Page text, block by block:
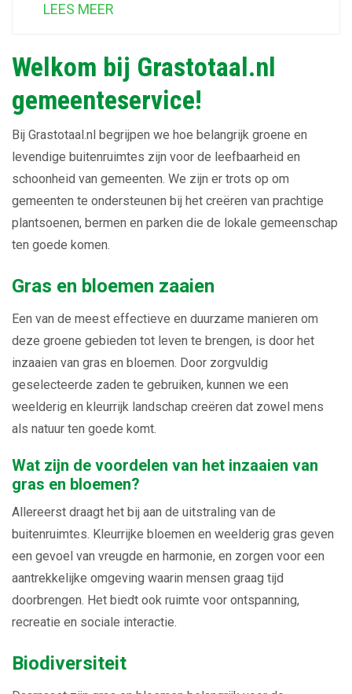
LEES MEER
Welkom bij Grastotaal.nl
gemeenteservice!
Bij Grastotaal.nl begrijpen we hoe belangrijk groene en
levendige buitenruimtes zijn voor de leefbaarheid en
schoonheid van gemeenten. We zijn er trots op om
gemeenten te ondersteunen bij het creëren van prachtige
plantsoenen, bermen en parken die de lokale gemeenschap
ten goede komen.
Gras en bloemen zaaien
Een van de meest effectieve en duurzame manieren om
deze groene gebieden tot leven te brengen, is door het
inzaaien van gras en bloemen. Door zorgvuldig
geselecteerde zaden te gebruiken, kunnen we een
weelderig en kleurrijk landschap creëren dat zowel mens
als natuur ten goede komt.
Wat zijn de voordelen van het inzaaien van
gras en bloemen?
Allereerst draagt het bij aan de uitstraling van de
buitenruimtes. Kleurrijke bloemen en weelderig gras geven
een gevoel van vreugde en harmonie, en zorgen voor een
aantrekkelijke omgeving waarin mensen graag tijd
doorbrengen. Het biedt ook ruimte voor ontspanning,
recreatie en sociale interactie.
Biodiversiteit